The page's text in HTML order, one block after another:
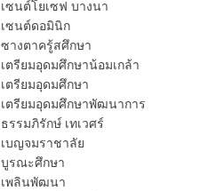
เซนต์โยเซฟ บางนา
เซนต์ดอมินิก
ซางตาครู้สศึกษา
เตรียมอุดมศึกษาน้อมเกล้า
เตรียมอุดมศึกษา
เตรียมอุดมศึกษาพัฒนาการ
ธรรมภิรักษ์ เทเวศร์
เบญจมราชาลัย
บูรณะศึกษา
เพลินพัฒนา